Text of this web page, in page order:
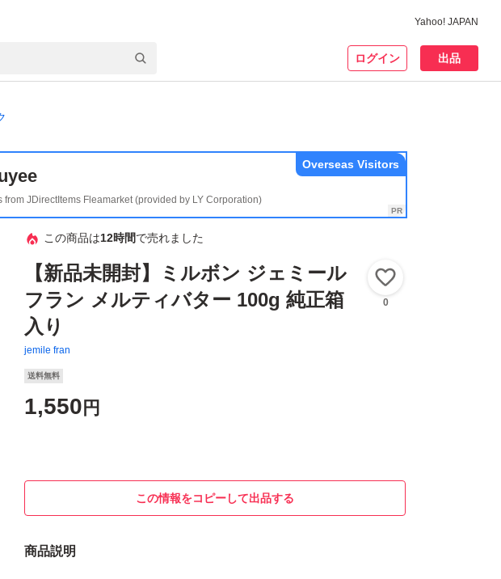
Yahoo! JAPAN
ログイン 出品
JDirectItems Fleamarket (provided by LY Corporation)
Overseas Visitors
この商品は12時間で売れました
【新品未開封】ミルボン ジェミール
フラン メルティバター 100g 純正箱
入り
jemile fran
0
送料無料
1,550 円
この情報をコピーして出品する
商品説明